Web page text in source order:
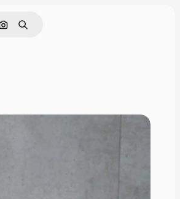
Поиск по изображению
Поиск